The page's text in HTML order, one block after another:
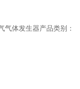
气体发生器产品类别：